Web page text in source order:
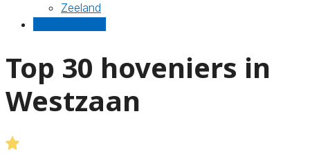
Zeeland
Top 30 hoveniers in
Westzaan